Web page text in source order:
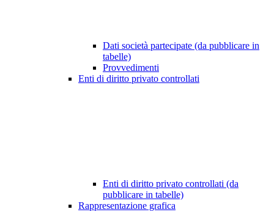
Dati società partecipate (da pubblicare in
tabelle)
Provvedimenti
Enti di diritto privato controllati
Enti di diritto privato controllati (da
pubblicare in tabelle)
Rappresentazione grafica